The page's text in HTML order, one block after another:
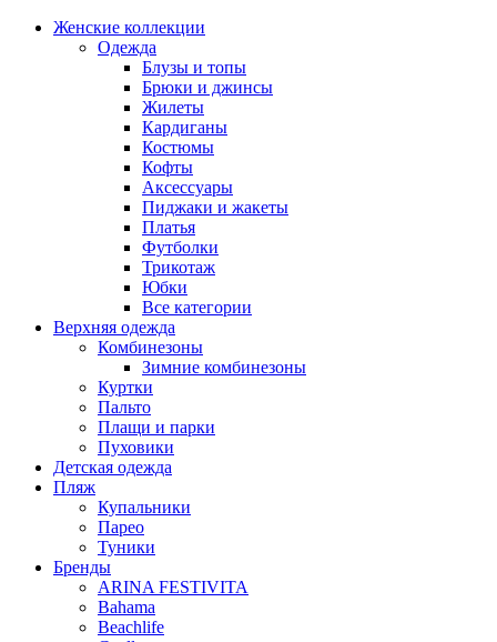
Женские коллекции
Одежда
Блузы и топы
Брюки и джинсы
Жилеты
Кардиганы
Костюмы
Кофты
Аксессуары
Пиджаки и жакеты
Платья
Футболки
Трикотаж
Юбки
Все категории
Верхняя одежда
Комбинезоны
Зимние комбинезоны
Куртки
Пальто
Плащи и парки
Пуховики
Детская одежда
Пляж
Купальники
Парео
Туники
Бренды
ARINA FESTIVITA
Bahama
Beachlife